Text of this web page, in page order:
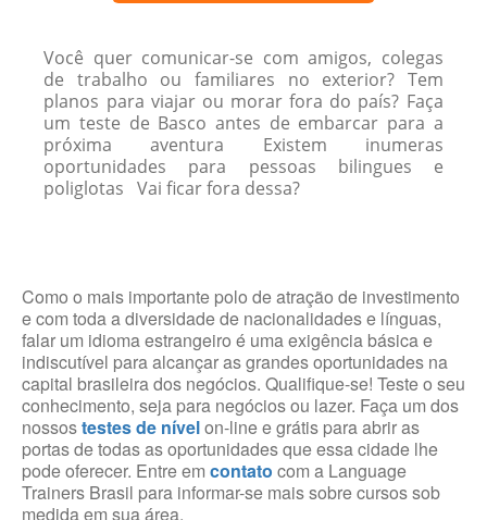
Você quer comunicar-se com amigos, colegas
de trabalho ou familiares no exterior? Tem
planos para viajar ou morar fora do país? Faça
um teste de Basco antes de embarcar para a
próxima aventura Existem inumeras
oportunidades para pessoas bilingues e
poliglotas Vai ficar fora dessa?
Como o mais importante polo de atração de investimento
e com toda a diversidade de nacionalidades e línguas,
falar um idioma estrangeiro é uma exigência básica e
indiscutível para alcançar as grandes oportunidades na
capital brasileira dos negócios. Qualifique-se! Teste o seu
conhecimento, seja para negócios ou lazer. Faça um dos
nossostestes de nívelon-line e grátis para abrir as
portas de todas as oportunidades que essa cidade lhe
pode oferecer. Entre em contato com a Language
Trainers Brasil para informar-se mais sobre cursos sob
medida em sua área.